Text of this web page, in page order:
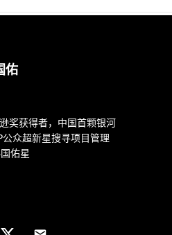
佑
奖获得者，中国首颗银河
众超新星搜寻项目管理
佑星